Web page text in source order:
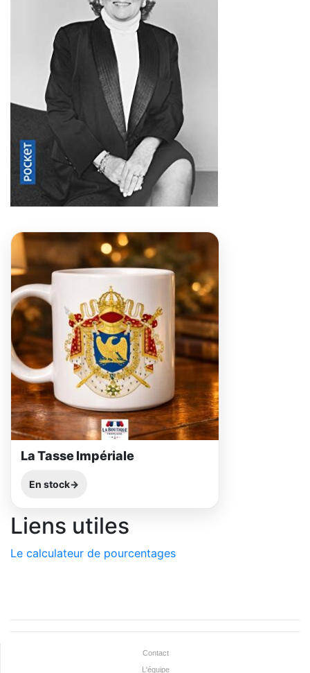
La Tasse Impériale
En stock
Liens utiles
Le calculateur de pourcentages
Contact
L'équipe